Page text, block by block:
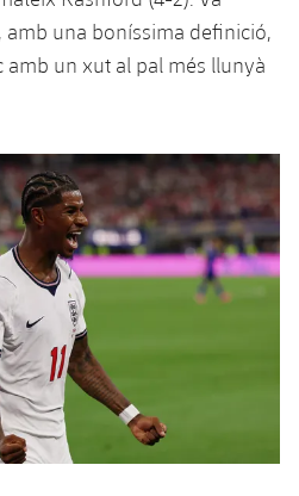
amb una boníssima definició,
un xut al pal més llunyà